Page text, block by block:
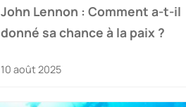
John Lennon : Comment a-t-il
donné sa chance à la paix ?
10 août 2025